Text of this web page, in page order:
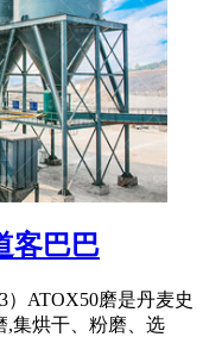
客巴巴
）ATOX50磨是丹麦史
,集烘干、粉磨、选